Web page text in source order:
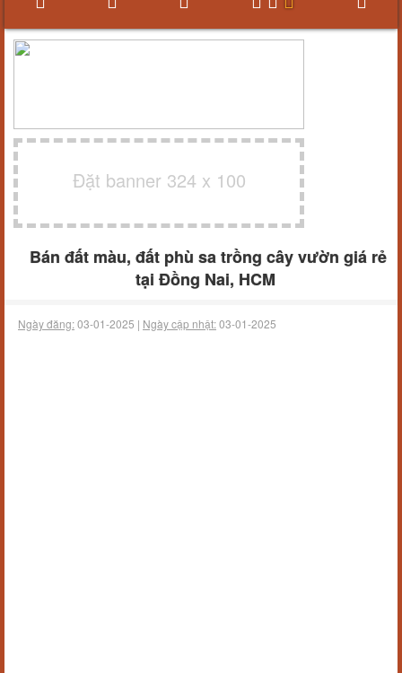
Đặt banner 324 x 100
Bán đất màu, đất phù sa trồng cây vườn giá rẻ
tại Đồng Nai, HCM
Ngày đăng:03-01-2025 | Ngày cập nhật:03-01-2025